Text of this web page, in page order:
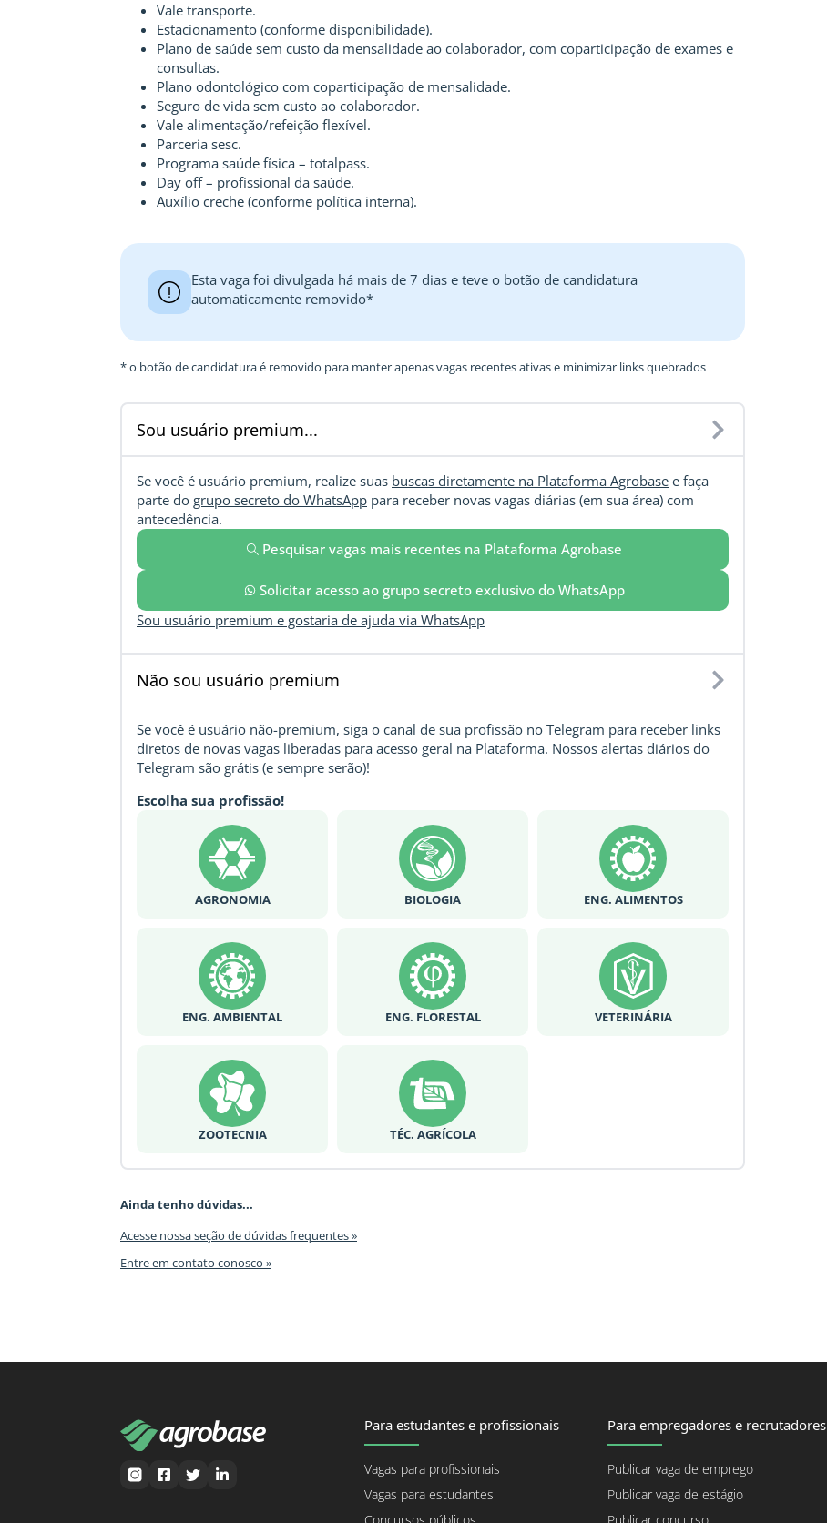
Vale transporte.
Estacionamento (conforme disponibilidade).
Plano de saúde sem custo da mensalidade ao colaborador, com coparticipação de exames e
consultas.
Plano odontológico com coparticipação de mensalidade.
Seguro de vida sem custo ao colaborador.
Vale alimentação/refeição flexível.
Parceria sesc.
Programa saúde física – totalpass.
Day off – profissional da saúde.
Auxílio creche (conforme política interna).
Esta vaga foi divulgada há mais de 7 dias e teve o botão de candidatura
automaticamente removido*
* o botão de candidatura é removido para manter apenas vagas recentes ativas e minimizar links quebrados
Sou usuário premium...
Se você é usuário premium, realize suas buscas diretamente na Plataforma Agrobase e faça
parte do grupo secreto do WhatsApp para receber novas vagas diárias (em sua área) com
antecedência.
Pesquisar vagas mais recentes na Plataforma Agrobase
Solicitar acesso ao grupo secreto exclusivo do WhatsApp
Sou usuário premium e gostaria de ajuda via WhatsApp
Não sou usuário premium
Se você é usuário não-premium, siga o canal de sua profissão no Telegram para receber links
diretos de novas vagas liberadas para acesso geral na Plataforma. Nossos alertas diários do
Telegram são grátis (e sempre serão)!
Escolha sua profissão!
AGRONOMIA BIOLOGIA ENG. ALIMENTOS
ENG. AMBIENTAL ENG. FLORESTAL VETERINÁRIA
ZOOTECNIA TÉC. AGRÍCOLA
Ainda tenho dúvidas...
Acesse nossa seção de dúvidas frequentes »
Entre em contato conosco »
Para estudantes e profissionais
Vagas para profissionais
Vagas para estudantes
Para empregadores e recrutadores
Publicar vaga de emprego
Publicar vaga de estágio